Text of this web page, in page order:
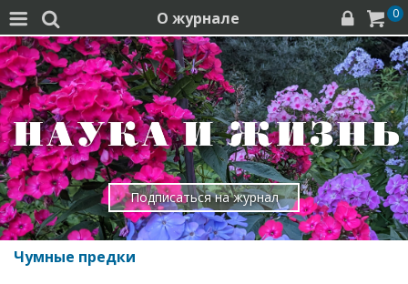
  О журнале   0
Подписаться на журнал
Чумные предки